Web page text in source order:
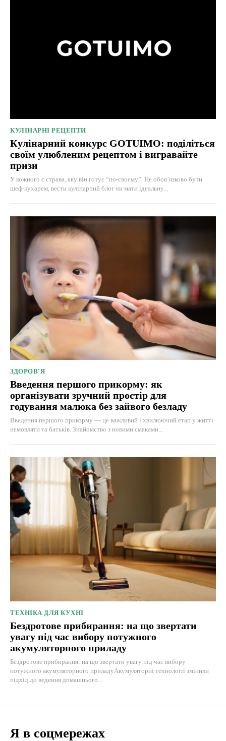
КУЛІНАРНІ РЕЦЕПТИ
Кулінарний конкурс GOTUIMO: поділіться
своїм улюбленим рецептом і вигравайте
призи
У кожного є страва, яку він готує “по-своєму”. Не обов’язково бути
шеф-кухарем, вести кулінарний блог чи мати ідеальну...
ЗДОРОВ'Я
Введення першого прикорму: як
організувати зручний простір для
годування малюка без зайвого безладу
Введення першого прикорму — це важливий і хвилюючий етап у житті
немовляти та батьків. Знайомство з новими смаками...
ТЕХНІКА ДЛЯ КУХНІ
Бездротове прибирання: на що звертати
увагу під час вибору потужного
акумуляторного приладу
Бездротове прибирання: на що звертати увагу під час вибору
потужного акумуляторного приладуАкумуляторні технології змінили
підхід до ведення домашнього...
Я в соцмережах